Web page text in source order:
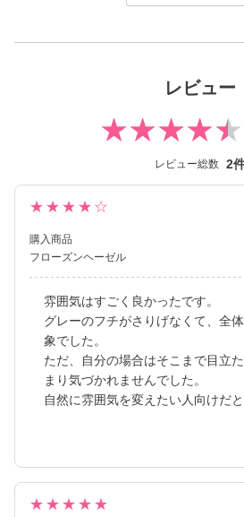
CHOUHOUはみゆみゆこと桜井美悠さ
”可愛い”を思いのままにするカラーライ
デザインで構成されており、普段使いか
レビュー
レビュー総数 2
★★★★☆
購入商品
フローズンヘーゼル
雰囲気はすごく良かったです。
グレーのフチがさりげなくて、全
象でした。
ただ、自分の場合はそこまで目立
まり気づかれませんでした。
自然に雰囲気を変えたい人向けだと
★★★★★